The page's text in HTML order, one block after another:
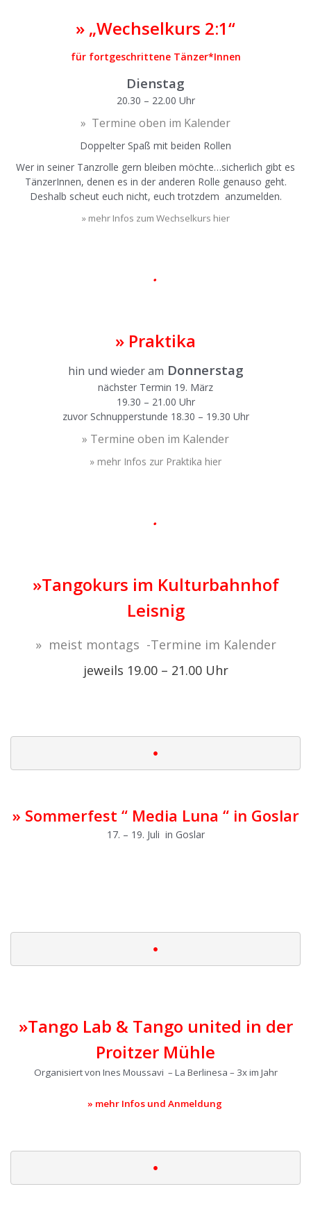
» „Wechselkurs 2:1“
für fortgeschrittene Tänzer*Innen
Dienstag
20.30 – 22.00 Uhr
» Termine oben im Kalender
Doppelter Spaß mit beiden Rollen
Wer in seiner Tanzrolle gern bleiben möchte…sicherlich gibt es
TänzerInnen, denen es in der anderen Rolle genauso geht.
Deshalb scheut euch nicht, euch trotzdem anzumelden.
» mehr Infos zum Wechselkurs hier
•
» Praktika
hin und wieder am Donnerstag
nächster Termin 19. März
19.30 – 21.00 Uhr
zuvor Schnupperstunde 18.30 – 19.30 Uhr
» Termine oben im Kalender
» mehr Infos zur Praktika hier
•
»Tangokurs im Kulturbahnhof
Leisnig
» meist montags -Termine im Kalender
jeweils 19.00 – 21.00 Uhr
•
» Sommerfest “ Media Luna “ in Goslar
17. – 19. Juli in Goslar
•
»Tango Lab & Tango united in der
Proitzer Mühle
Organisiert von Ines Moussavi – La Berlinesa – 3x im Jahr
» mehr Infos und Anmeldung
•